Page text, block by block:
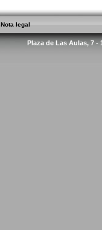
Nota legal
Plaza de Las Aulas, 7 -